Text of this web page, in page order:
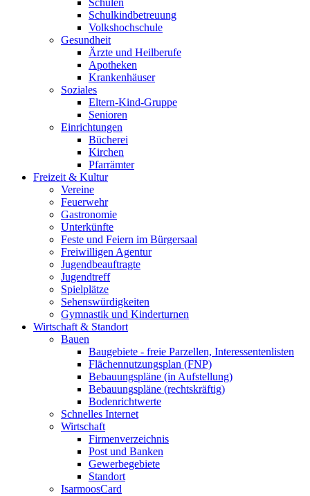
Schulen
Schulkindbetreuung
Volkshochschule
Gesundheit
Ärzte und Heilberufe
Apotheken
Krankenhäuser
Soziales
Eltern-Kind-Gruppe
Senioren
Einrichtungen
Bücherei
Kirchen
Pfarrämter
Freizeit & Kultur
Vereine
Feuerwehr
Gastronomie
Unterkünfte
Feste und Feiern im Bürgersaal
Freiwilligen Agentur
Jugendbeauftragte
Jugendtreff
Spielplätze
Sehenswürdigkeiten
Gymnastik und Kinderturnen
Wirtschaft & Standort
Bauen
Baugebiete - freie Parzellen, Interessentenlisten
Flächennutzungsplan (FNP)
Bebauungspläne (in Aufstellung)
Bebauungspläne (rechtskräftig)
Bodenrichtwerte
Schnelles Internet
Wirtschaft
Firmenverzeichnis
Post und Banken
Gewerbegebiete
Standort
IsarmoosCard